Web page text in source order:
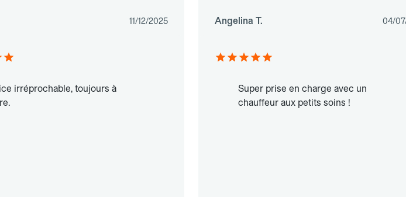
11/12/2025 Angelina T. 04/
irréprochable, toujours à
Super prise en charge avec un
chauffeur aux petits soins !